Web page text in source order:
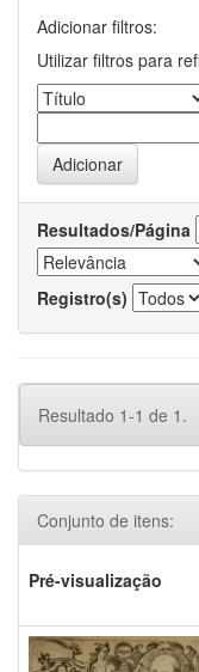
Adicionar filtros:
Utilizar filtros para
Resultados/Página
Registro(s)
Resultado 1-1 de 1.
Conjunto de itens:
Pré-visualização